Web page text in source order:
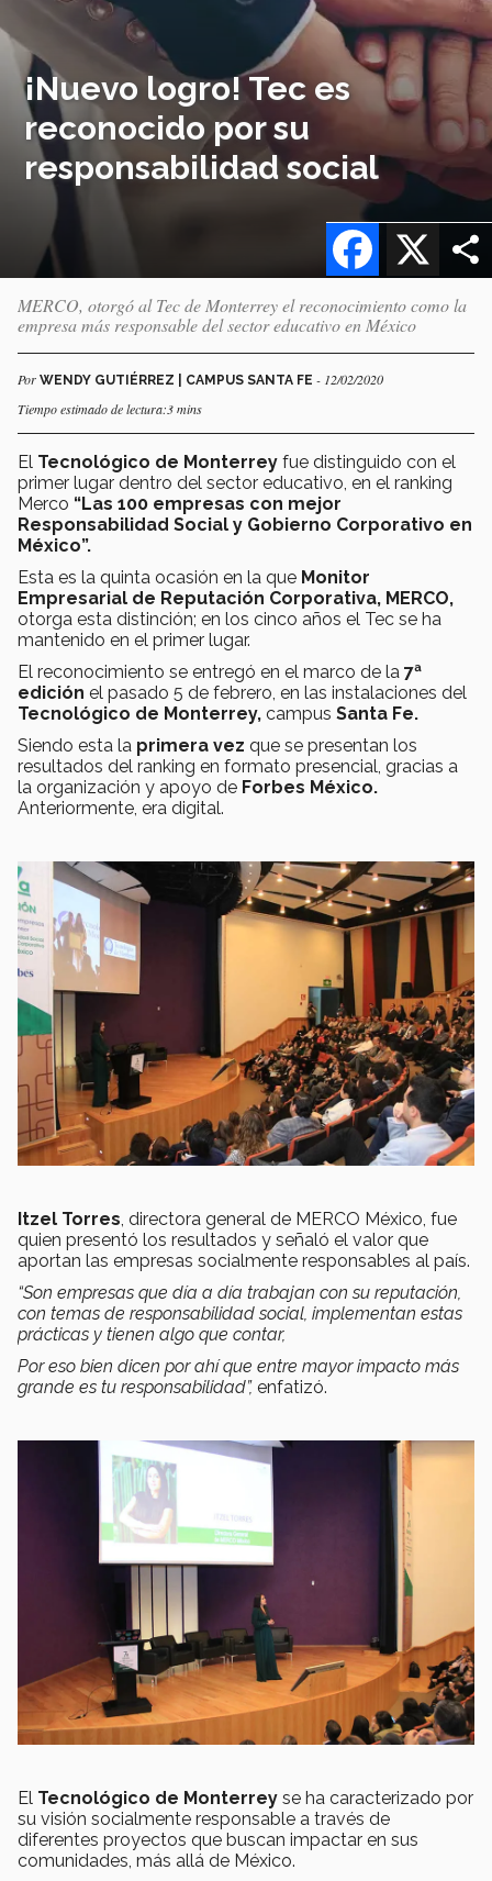
¡Nuevo logro! Tec es
reconocido por su
responsabilidad social
X
Facebook
MERCO, otorgó al Tec de Monterrey el reconocimiento como la
empresa más responsable del sector educativo en México
Por WENDY GUTIÉRREZ | CAMPUS SANTA FE - 12/02/2020
Tiempo estimado de lectura:3 mins
El Tecnológico de Monterrey fue distinguido con el
primer lugar dentro del sector educativo, en el ranking
Merco “Las 100 empresas con mejor
Responsabilidad Social y Gobierno Corporativo en
México”.
Esta es la quinta ocasión en la que Monitor
Empresarial de Reputación Corporativa, MERCO,
otorga esta distinción; en los cinco años el Tec se ha
mantenido en el primer lugar.
El reconocimiento se entregó en el marco de la 7ª
edición el pasado 5 de febrero, en las instalaciones del
Tecnológico de Monterrey, campus Santa Fe.
Siendo esta la primera vez que se presentan los
resultados del ranking en formato presencial, gracias a
la organización y apoyo de Forbes México.
Anteriormente, era digital.
Itzel Torres, directora general de MERCO México, fue
quien presentó los resultados y señaló el valor que
aportan las empresas socialmente responsables al país.
“Son empresas que día a día trabajan con su reputación,
con temas de responsabilidad social, implementan estas
prácticas y tienen algo que contar,
Por eso bien dicen por ahí que entre mayor impacto más
grande es tu responsabilidad”, enfatizó.
El Tecnológico de Monterrey se ha caracterizado por
su visión socialmente responsable a través de
diferentes proyectos que buscan impactar en sus
comunidades, más allá de México.